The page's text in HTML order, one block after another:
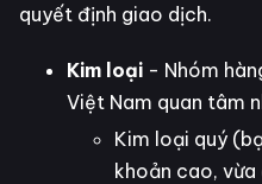
quyết định giao dịch.
Kim loại - Nhóm
Việt Nam quan tâm
Kim loại quý
khoản cao,